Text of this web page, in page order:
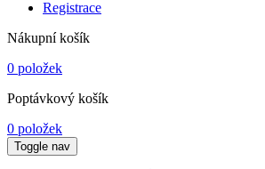
Registrace
Nákupní košík
0 položek
Poptávkový košík
0 položek
Toggle nav